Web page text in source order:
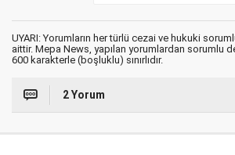
UYARI: Yorumların her türlü cezai ve hukuki
aittir. Mepa News, yapılan yorumlardan sorumlu
600 karakterle (boşluklu) sınırlıdır.
2 Yorum